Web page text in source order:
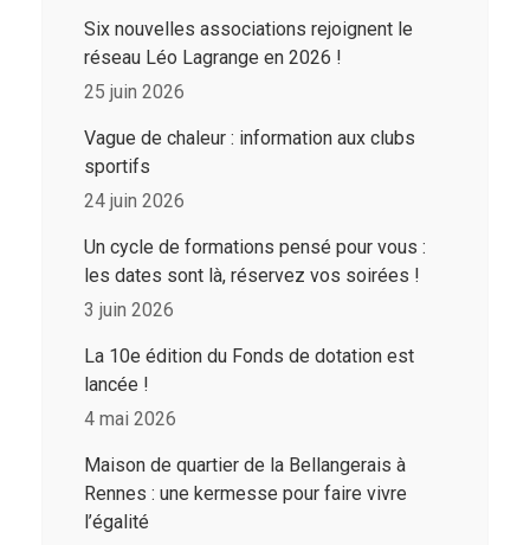
Six nouvelles associations rejoignent le
réseau Léo Lagrange en 2026 !
25 juin 2026
Vague de chaleur : information aux clubs
sportifs
24 juin 2026
Un cycle de formations pensé pour vous :
les dates sont là, réservez vos soirées !
3 juin 2026
La 10e édition du Fonds de dotation est
lancée !
4 mai 2026
Maison de quartier de la Bellangerais à
Rennes : une kermesse pour faire vivre
l’égalité